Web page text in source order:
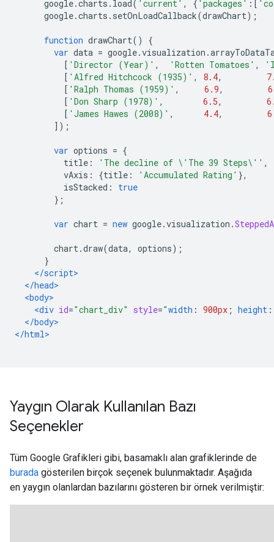
google.charts . load( 'current' , { 'packages' :[
google.charts . setOnLoadCallback(drawChart);
function drawChart()
{
var data = google.visualization .
[ 'Director (Year)' , 'Rotten Tomatoes' ,
[ 'Alfred Hitchcock (1935)' , 8.4,
[ 'Ralph Thomas (1959)' , 6.9,
[ 'Don Sharp (1978)' , 6.5,
[ 'James Hawes (2008)' , 4.4,
]);
var options = {
title : 'The decline of \'The 39 Steps\'' ,
vAxis : {title : 'Accumulated Rating' },
isStacked :
true
};
var chart = new google.visualization .
chart.draw(data, options);
}
</script>
</head>
<body>
<div id="chart_div" style="width : 900px ; height :
</body>
</html>
Yaygın Olarak Kullanılan Bazı
Seçenekler
Tüm Google Grafikleri gibi, basamaklı alan grafiklerinde de
burada gösterilen birçok seçenek bulunmaktadır. Aşağıda
en yaygın olanlardan bazılarını gösteren bir örnek verilmiştir: